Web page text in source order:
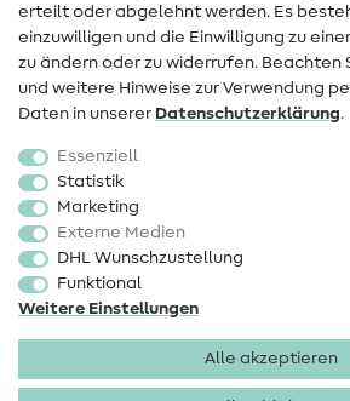
Beliebt
Stoffe
Sale
Schnittmuster
erteilt oder abgelehnt werden. Es
einzuwilligen und die Einwilligung zu
zu ändern oder zu widerrufen. Beachten
und weitere Hinweise zur Verwendung
Daten in unserer Daten­schutz­erklärung.
Essenziell
Statistik
Marketing
Externe Medien
DHL Wunschzustellung
Funktional
Weitere Einstellungen
Alle akzeptieren
Impressum Datenschutz
AGB